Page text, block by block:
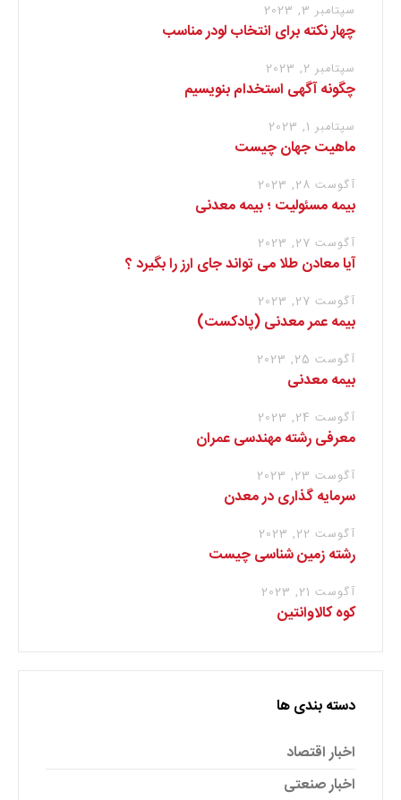
سپتامبر 3, 2023
چهار نکته برای انتخاب لودر مناسب
سپتامبر 2, 2023
چگونه آگهی استخدام بنویسیم
سپتامبر 1, 2023
ماهیت جهان چیست
آگوست 28, 2023
بیمه مسئولیت ؛ بیمه معدنی
آگوست 27, 2023
آیا معادن طلا می تواند جای ارز را بگیرد ؟
آگوست 27, 2023
بیمه عمر معدنی (پادکست)
آگوست 25, 2023
بیمه معدنی
آگوست 24, 2023
معرفی رشته مهندسی عمران
آگوست 23, 2023
سرمایه گذاری در معدن
آگوست 22, 2023
رشته زمین شناسی چیست
آگوست 21, 2023
کوه کالاوانتین
دسته بندی ها
اخبار اقتصاد
اخبار صنعتی